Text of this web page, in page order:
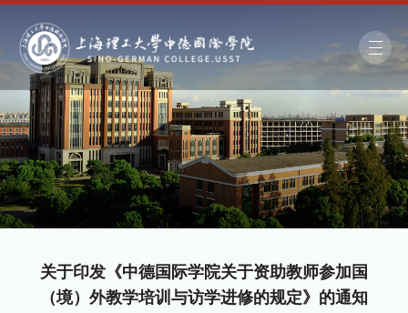
关于印发《中德国际学院关于资助教师参加国
（境）外教学培训与访学进修的规定》的通知